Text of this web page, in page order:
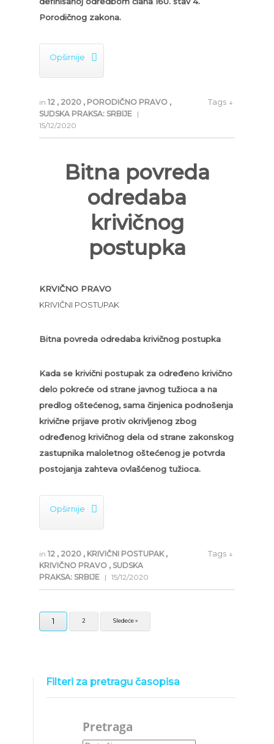
Porodičnog zakona.
Opširnije 
in 12 , 2020 , PORODIČNO PRAVO ,
SUDSKA PRAKSA: SRBIJE |
15/12/2020
Tags ↓
Bitna povreda
odredaba
krivičnog
postupka
KRVIČNO PRAVO
KRIVIČNI POSTUPAK
Bitna povreda odredaba krivičnog postupka
Kada se krivični postupak za određeno krivično
delo pokreće od strane javnog tužioca a na
predlog oštećenog, sama činjenica podnošenja
krivične prijave protiv okrivljenog zbog
određenog krivičnog dela od strane zakonskog
zastupnika maloletnog oštećenog je potvrda
postojanja zahteva ovlašćenog tužioca.
Opširnije 
in 12 , 2020 , KRIVIČNI POSTUPAK ,
KRIVIČNO PRAVO , SUDSKA
PRAKSA: SRBIJE | 15/12/2020
Tags ↓
1 2 Sledeće »
Filteri za pretragu časopisa
Pretraga